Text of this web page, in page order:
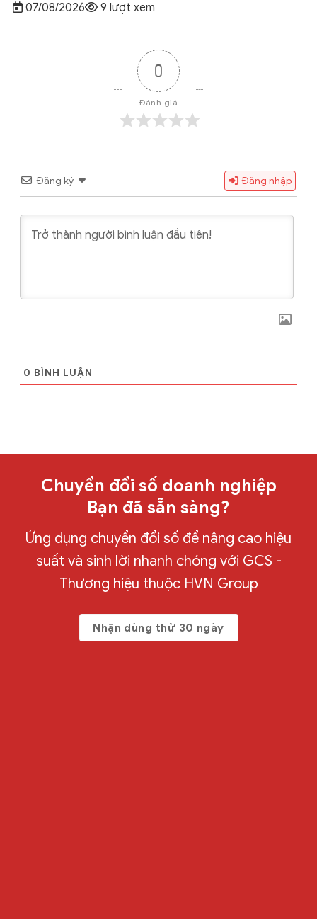
07/08/2026
8 lượt xem
0
Đánh giá
Đăng ký Đăng nhập
0 BÌNH LUẬN
Chuyển đổi số doanh nghiệp
Bạn đã sẵn sàng?
Ứng dụng chuyển đổi số để nâng cao hiệu
suất và sinh lời nhanh chóng với GCS -
Thương hiệu thuộc HVN Group
Nhận dùng thử 30 ngày